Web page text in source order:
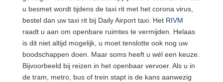
u besmet wordt tijdens de taxi rit met het corona virus,
bestel dan uw taxi rit bij Daily Airport taxi. Het RIVM
raadt u aan om openbare ruimtes te vermijden. Helaas
is dit niet altijd mogelijk, u moet tenslotte ook nog uw
boodschappen doen. Maar soms heeft u wél een keuze.
Bijvoorbeeld bij reizen in het openbaar vervoer. Als u in
de tram, metro, bus of trein stapt is de kans aanwezig